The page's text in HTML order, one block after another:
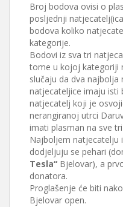
Broj bodova ovisi o
posljednji
bodova koliko
kategorije.
Bodovi iz sva tri
tome u kojoj kategoriji
slučaju da dva
natjecateljice imaju isti
natjecatelj koji je
nerangiranoj utrci
imati plasman na sve
Najboljem natjecatelju
dodjeljuju se pehari
Tesla“ Bjelovar), a
donatora.
Proglašenje će biti
Bjelovar open.